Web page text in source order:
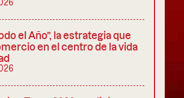
el Año”, la estrategia que
en el centro de la vida